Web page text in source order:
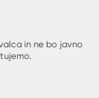
in ne bo javno